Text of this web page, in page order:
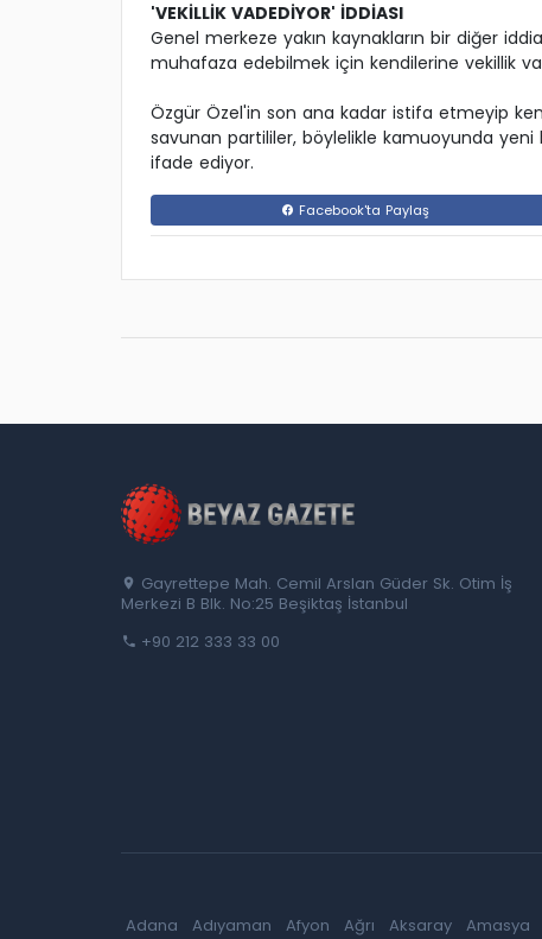
'VEKİLLİK VADEDİYOR' İDDİASI
Genel merkeze yakın kaynakların bir diğer
muhafaza edebilmek için kendilerine vekillik
Özgür Özel'in son ana kadar istifa etmeyip
savunan partililer, böylelikle kamuoyunda yeni
ifade ediyor.
Facebook'ta Paylaş
Gayrettepe Mah. Cemil Arslan Güder Sk. Otim İş
Merkezi B Blk. No:25 Beşiktaş İstanbul
+90 212 333 33 00
Adana Adıyaman Afyon Ağrı Aksaray Amasya